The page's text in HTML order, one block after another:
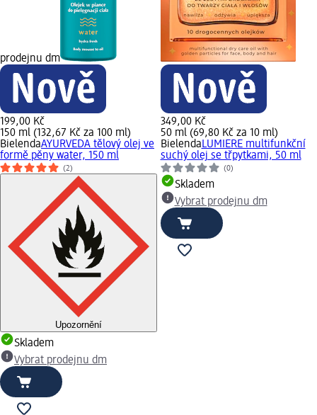
prodejnu dm
199,00 Kč
150 ml (132,67 Kč za 100 ml)
BielendaAYURVEDA tělový olej ve
formě pěny water, 150 ml
(2)
Upozornění
Skladem
Vybrat prodejnu dm
349,00 Kč
50 ml (69,80 Kč za 10 ml)
BielendaLUMIERE multifunkční
suchý olej se třpytkami, 50 ml
(0)
Skladem
Vybrat prodejnu dm